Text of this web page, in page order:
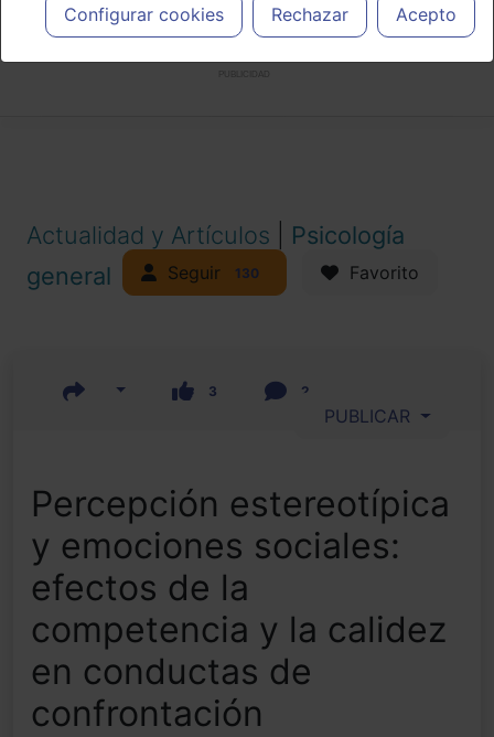
cada caso concreto, el tratamiento más adecuado a las
necesidades del paciente.
Configurar cookies Rechazar Acepto
Actualidad y Artículos
Psicología
general
Seguir 130 Favorito
3 2
PUBLICAR
Percepción estereotípica
y emociones sociales:
efectos de la
competencia y la calidez
en conductas de
confrontación